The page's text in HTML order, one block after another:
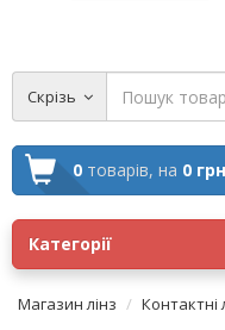
Скрізь
0 товарів, на 0
Категорії
Магазин лінз Контактні